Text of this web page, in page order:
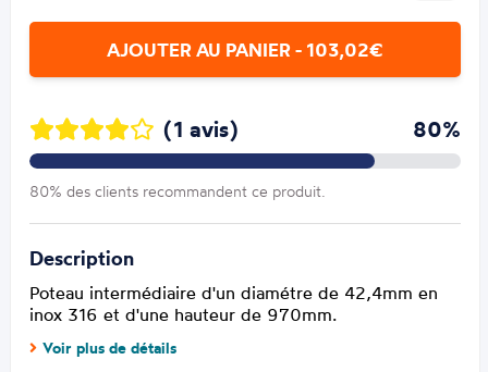
AJOUTER AU PANIER - 103,02€
(1 avis) 80%
80% des clients recommandent ce produit.
Description
Poteau intermédiaire d'un diamétre de 42,4mm en
inox 316 et d'une hauteur de 970mm.
Voir plus de détails